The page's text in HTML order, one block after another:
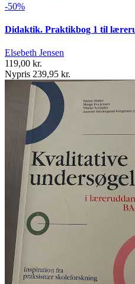
-50%
Didaktik. Praktikbog 1 til
Elsebeth Jensen
119,00 kr.
Nypris 239,95 kr.